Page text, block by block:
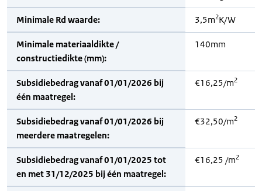
Minimale Rd waarde: 3,5m2K/W
Minimale materiaaldikte /
constructiedikte (mm):
140mm
Subsidiebedrag vanaf 01/01/2026 bij
één maatregel:
€16,25/m2
Subsidiebedrag vanaf 01/01/2026 bij
meerdere maatregelen:
€32,50/m2
Subsidiebedrag vanaf 01/01/2025 tot
en met 31/12/2025 bij één maatregel:
€16,25 /m2